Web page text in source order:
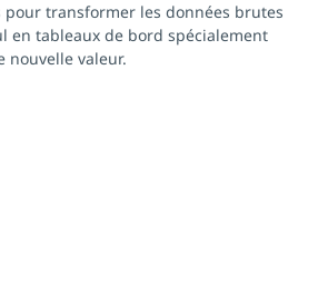
pour transformer les données brutes
en tableaux de bord spécialement
nouvelle valeur.